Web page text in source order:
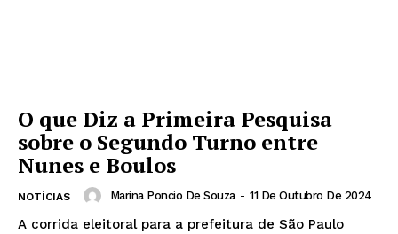
O que Diz a Primeira Pesquisa
sobre o Segundo Turno entre
Nunes e Boulos
NOTÍCIAS Marina Poncio De Souza - 11 De Outubro De 2024
A corrida eleitoral para a prefeitura de São Paulo